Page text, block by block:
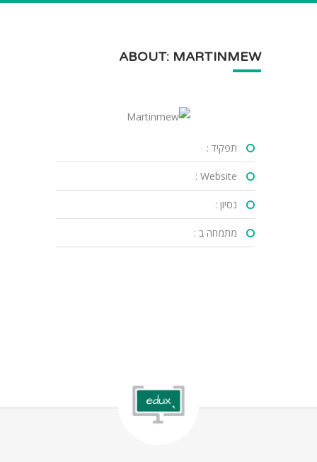
ABOUT: MARTINMEW
תפקיד :
Website :
נסיון :
מתמחה ב :